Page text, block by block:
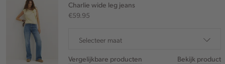
Charlie wide leg jeans
€59.95
Selecteer maat
Vergelijkbare producten Bekijk product